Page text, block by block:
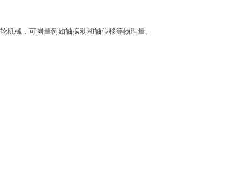
械，可测量例如轴振动和轴位移等物理量。